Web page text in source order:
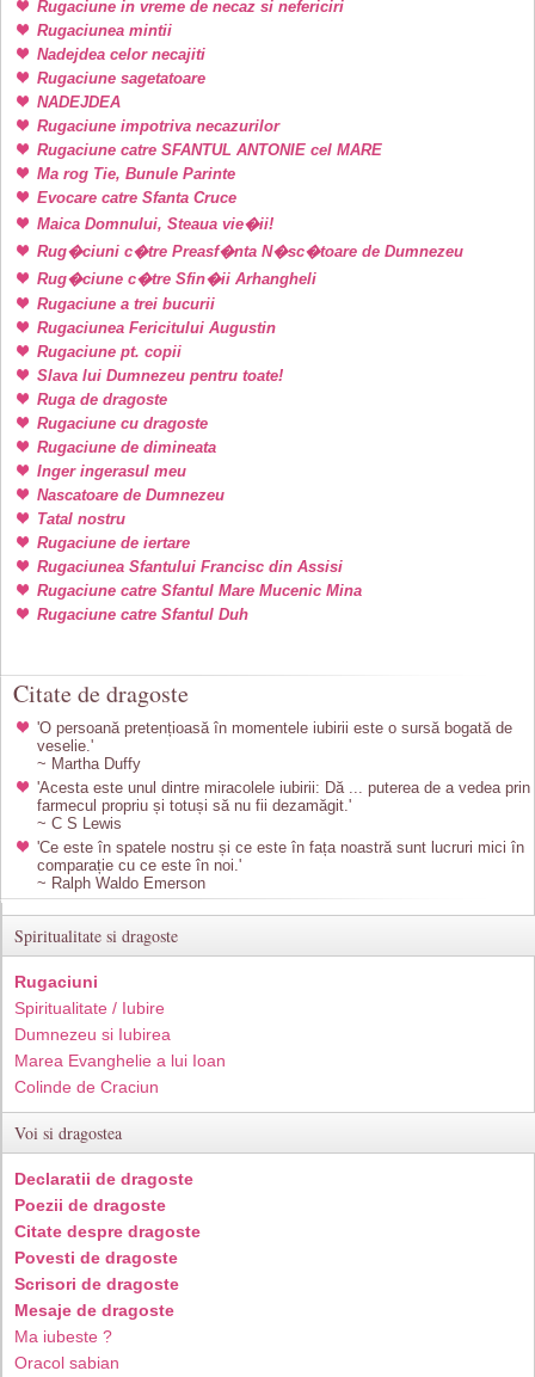
Rugaciune in vreme de necaz si nefericiri
Rugaciunea mintii
Nadejdea celor necajiti
Rugaciune sagetatoare
NADEJDEA
Rugaciune impotriva necazurilor
Rugaciune catre SFANTUL ANTONIE cel MARE
Ma rog Tie, Bunule Parinte
Evocare catre Sfanta Cruce
Maica Domnului, Steaua vie�ii!
Rug�ciuni c�tre Preasf�nta N�sc�toare de Dumnezeu
Rug�ciune c�tre Sfin�ii Arhangheli
Rugaciune a trei bucurii
Rugaciunea Fericitului Augustin
Rugaciune pt. copii
Slava lui Dumnezeu pentru toate!
Ruga de dragoste
Rugaciune cu dragoste
Rugaciune de dimineata
Inger ingerasul meu
Nascatoare de Dumnezeu
Tatal nostru
Rugaciune de iertare
Rugaciunea Sfantului Francisc din Assisi
Rugaciune catre Sfantul Mare Mucenic Mina
Rugaciune catre Sfantul Duh
Citate de dragoste
'O persoană pretențioasă în momentele iubirii este o sursă bogată de
veselie.'
~ Martha Duffy
'Acesta este unul dintre miracolele iubirii: Dă ... puterea de a vedea prin
farmecul propriu și totuși să nu fii dezamăgit.'
~ C S Lewis
'Ce este în spatele nostru și ce este în fața noastră sunt lucruri mici în
comparație cu ce este în noi.'
~ Ralph Waldo Emerson
Spiritualitate si dragoste
Rugaciuni
Spiritualitate / Iubire
Dumnezeu si Iubirea
Marea Evanghelie a lui Ioan
Colinde de Craciun
Voi si dragostea
Declaratii de dragoste
Poezii de dragoste
Citate despre dragoste
Povesti de dragoste
Scrisori de dragoste
Mesaje de dragoste
Ma iubeste ?
Oracol sabian